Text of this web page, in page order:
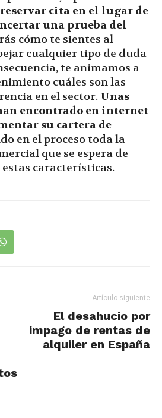
cita en el lugar de
una prueba del
cómo te sientes al
cualquier tipo de duda
te animamos a
cuáles son las
en el sector. Unas
encontrado en internet
su cartera de
en el proceso toda la
que se espera de
características.
Artículo siguiente
El desahucio por
impago de rentas de
alquiler en España